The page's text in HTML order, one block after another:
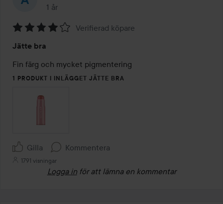
1 år
Inlägget skapades 1 år
4
av
5
Verifierad köpare
Jätte bra
Fin färg och mycket pigmentering
1 PRODUKT I INLÄGGET JÄTTE BRA
Gilla Kommentera
1791 visningar
Logga in för att lämna en kommentar